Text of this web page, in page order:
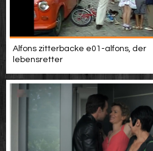
Alfons zitterbacke e01-alfons, der
lebensretter